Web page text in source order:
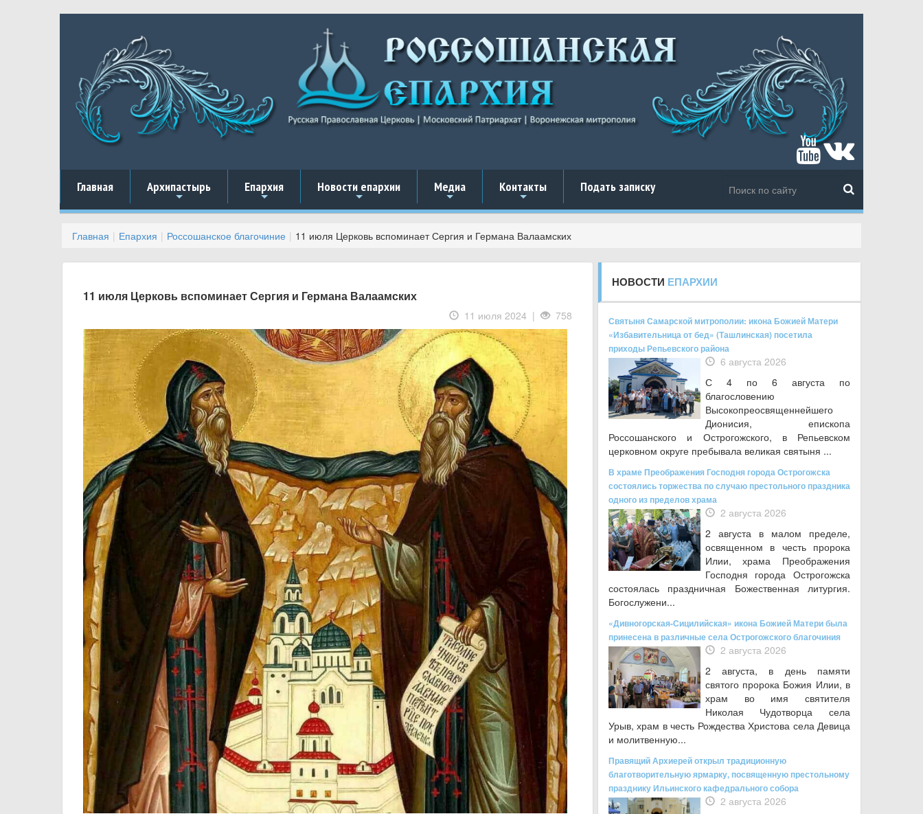
Главная
+
Архипастырь
+
Епархия
+
Новости епархии
+
Медиа
+
Контакты Подать записку
Главная Епархия Россошанское благочиние 11 июля Церковь вспоминает Сергия и Германа Валаамских
11 июля Церковь вспоминает Сергия и Германа Валаамских
11 июля 2024 | 758
НОВОСТИ ЕПАРХИИ
Святыня Самарской митрополии: икона Божией Матери
«Избавительница от бед» (Ташлинская) посетила
приходы Репьевского района
6 августа 2026
С 4 по 6 августа по
благословению
Высокопреосвященнейшего
Дионисия, епископа
Россошанского и Острогожского, в Репьевском
церковном округе пребывала великая святыня ...
В храме Преображения Господня города Острогожска
состоялись торжества по случаю престольного праздника
одного из пределов храма
2 августа 2026
2 августа в малом пределе,
освященном в честь пророка
Илии, храма Преображения
Господня города Острогожска
состоялась праздничная Божественная литургия.
Богослужени...
«Дивногорская-Сицилийская» икона Божией Матери была
принесена в различные села Острогожского благочиния
2 августа 2026
2 августа, в день памяти
святого пророка Божия Илии, в
храм во имя святителя
Николая Чудотворца села
Урыв, храм в честь Рождества Христова села Девица
и молитвенную...
Правящий Архиерей открыл традиционную
благотворительную ярмарку, посвященную престольному
празднику Ильинского кафедрального собора
2 августа 2026